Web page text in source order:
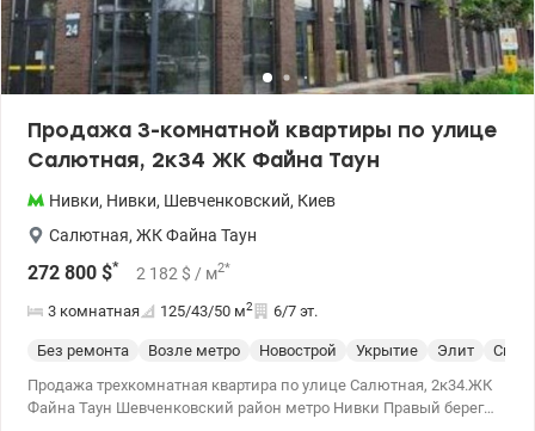
Продажа 3-комнатной квартиры по улице
Салютная, 2к34 ЖК Файна Таун
Нивки, Нивки, Шевченковский, Киев
Салютная, ЖК Файна Таун
272 800 $* 2 182 $ / м2*
3 комнатная 125/43/50 м2 6/7 эт.
Без ремонта Возле метро Новострой Укрытие Элит
Продажа трехкомнатная квартира по улице Салютная, 2к34.ЖК
Файна Таун Шевченковский район метро Нивки Правый берег